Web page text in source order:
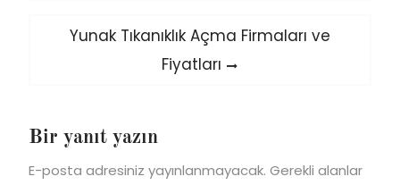
Next
Yunak Tıkanıklık Açma Firmaları ve
Fiyatları
Bir yanıt yazın
E-posta adresiniz yayınlanmayacak. Gerekli alanlar